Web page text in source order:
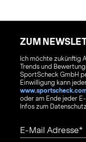
ZUM
Ich möchte zukünftig
Trends und
SportScheck GmbH
Einwilligung kann
oder am Ende jeder
Infos zum
E-Mail Adresse